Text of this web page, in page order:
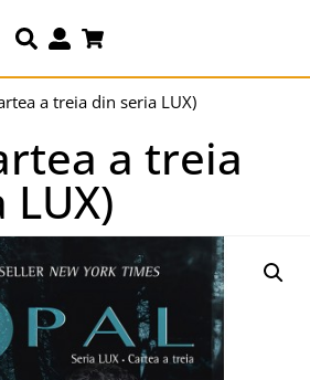
a treia din seria LUX)
a treia